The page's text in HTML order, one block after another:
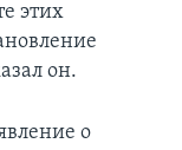
этих
он.
о